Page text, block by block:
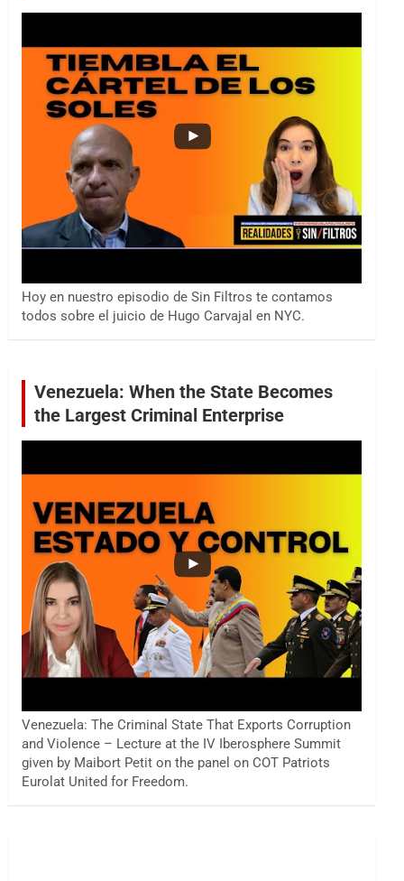
Hoy en nuestro episodio de Sin Filtros te contamos
todos sobre el juicio de Hugo Carvajal en NYC.
Venezuela: When the State Becomes
the Largest Criminal Enterprise
Venezuela: The Criminal State That Exports Corruption
and Violence – Lecture at the IV Iberosphere Summit
given by Maibort Petit on the panel on COT Patriots
Eurolat United for Freedom.